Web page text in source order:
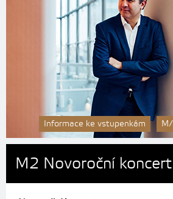
Informace ke vstupenkám
M2 Novoroční